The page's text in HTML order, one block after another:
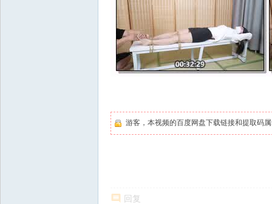
游客，本视频的百度网盘下载链接和提取码
回复